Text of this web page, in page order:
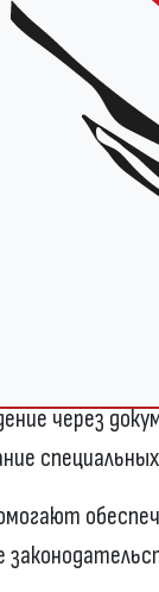
возраст.
старше 18 лет
порно тг
чтобы
через